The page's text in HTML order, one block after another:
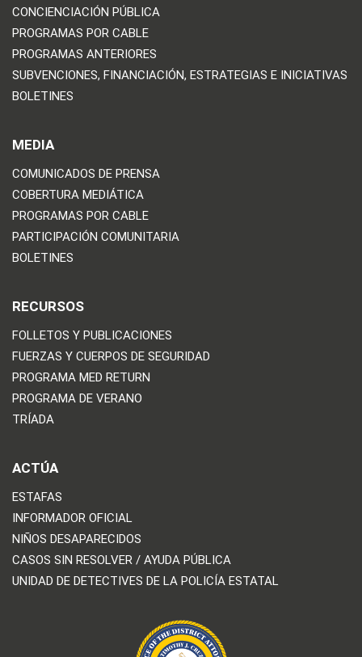
CONCIENCIACIÓN PÚBLICA
PROGRAMAS POR CABLE
PROGRAMAS ANTERIORES
SUBVENCIONES, FINANCIACIÓN, ESTRATEGIAS E INICIATIVAS
BOLETINES
MEDIA
COMUNICADOS DE PRENSA
COBERTURA MEDIÁTICA
PROGRAMAS POR CABLE
PARTICIPACIÓN COMUNITARIA
BOLETINES
RECURSOS
FOLLETOS Y PUBLICACIONES
FUERZAS Y CUERPOS DE SEGURIDAD
PROGRAMA MED RETURN
PROGRAMA DE VERANO
TRÍADA
ACTÚA
ESTAFAS
INFORMADOR OFICIAL
NIÑOS DESAPARECIDOS
CASOS SIN RESOLVER / AYUDA PÚBLICA
UNIDAD DE DETECTIVES DE LA POLICÍA ESTATAL